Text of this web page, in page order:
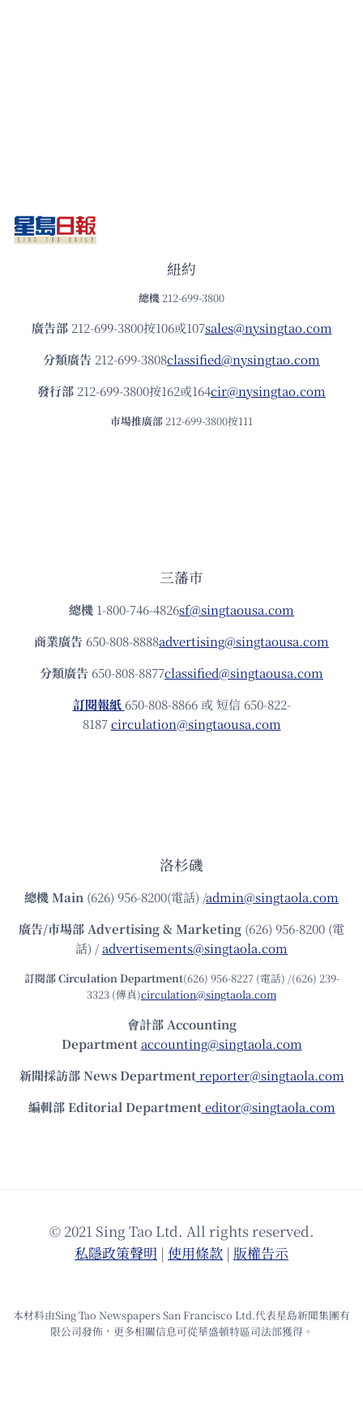
紐約
總機 212-699-3800
廣告部212-699-3800按106或107sales@nysingtao.com
分類廣告 212-699-3808classified@nysingtao.com
發⾏部 212-699-3800按162或164cir@nysingtao.com
市場推廣部 212-699-3800按111
三藩市
總機 1-800-746-4826sf@singtaousa.com
商業廣告 650-808-8888advertising@singtaousa.com
分類廣告 650-808-8877classified@singtaousa.com
訂閱報紙 650-808-8866 或 短信 650-822-
8187circulation@singtaousa.com
洛杉磯
總機Main (626) 956-8200(電話) /admin@singtaola.com
廣告/市場部Advertising & Marketing (626) 956-8200 (電
話) /advertisements@singtaola.com
訂閱部 Circulation Department(626) 956-8227 (電話) /(626) 239-
3323 (傳真)circulation@singtaola.com
會計部 Accounting
Department accounting@singtaola.com
新聞採訪部 News Department reporter@singtaola.com
編輯部 Editorial Department editor@singtaola.com
© 2021 Sing Tao Ltd. All rights reserved.
私隱政策聲明 | 使⽤條款 | 版權告⽰
本材料由Sing Tao Newspapers San Francisco Ltd.代表星島新聞集團有
限公司發佈，更多相關信息可從華盛頓特區司法部獲得。